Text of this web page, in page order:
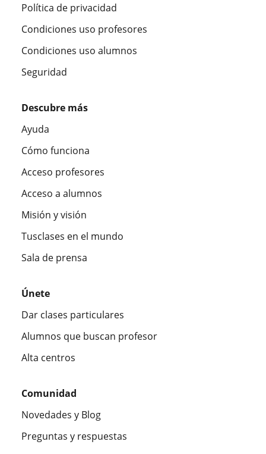
Política de privacidad
Condiciones uso profesores
Condiciones uso alumnos
Seguridad
Descubre más
Ayuda
Cómo funciona
Acceso profesores
Acceso a alumnos
Misión y visión
Tusclases en el mundo
Sala de prensa
Únete
Dar clases particulares
Alumnos que buscan profesor
Alta centros
Comunidad
Novedades y Blog
Preguntas y respuestas